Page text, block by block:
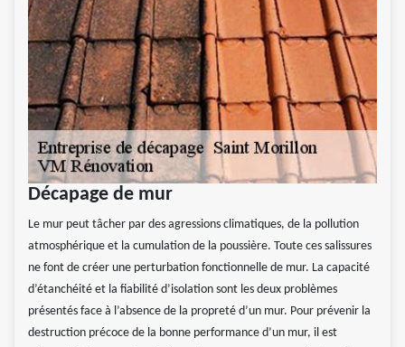
Décapage de mur
Le mur peut tâcher par des agressions climatiques, de la pollution
atmosphérique et la cumulation de la poussière. Toute ces salissures
ne font de créer une perturbation fonctionnelle de mur. La capacité
d’étanchéité et la fiabilité d’isolation sont les deux problèmes
présentés face à l’absence de la propreté d’un mur. Pour prévenir la
destruction précoce de la bonne performance d’un mur, il est